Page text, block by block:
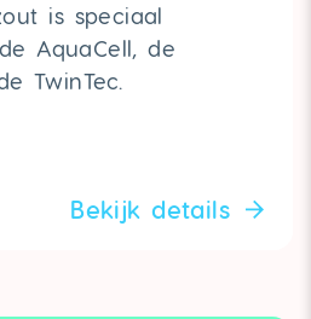
is speciaal
AquaCell, de
TwinTec.
Bekijk details